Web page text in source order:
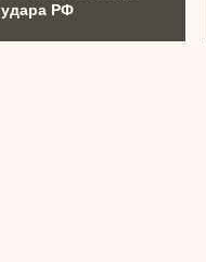
удара РФ